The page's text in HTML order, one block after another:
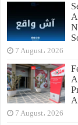
7 August، 2026
7 August، 2026